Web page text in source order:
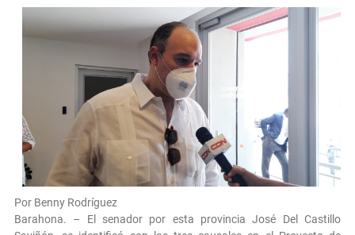
Por Benny Rodríguez
Barahona. – El senador por esta provincia José Del Castillo